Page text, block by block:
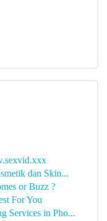
dan Skin...
or Buzz ?
For You
Services in Pho...